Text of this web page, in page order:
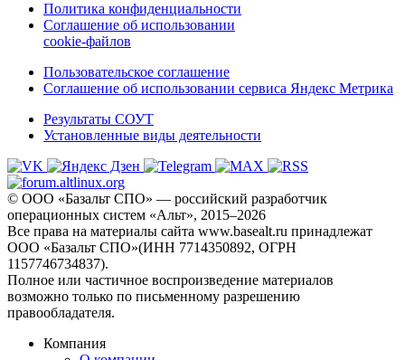
Политика конфиденциальности
Соглашение об использовании
cookie-файлов
Пользовательское соглашение
Соглашение об использовании сервиса Яндекс Метрика
Результаты СОУТ
Установленные виды деятельности
© ООО «Базальт СПО» — российский разработчик
операционных систем «Альт», 2015–2026
Все права на материалы сайта www.basealt.ru принадлежат
ООО «Базальт СПО»(ИНН 7714350892, ОГРН
1157746734837).
Полное или частичное воспроизведение материалов
возможно только по письменному разрешению
правообладателя.
Компания